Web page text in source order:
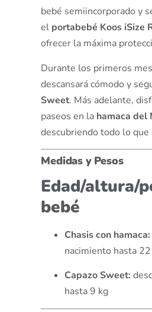
bebé semiincorporado y
el portabebé Koos iSize
ofrecer la máxima
Durante los primeros
descansará cómodo y
Sweet. Más adelante,
paseos en la hamaca del
descubriendo todo lo que
Medidas y Pesos
Edad/altura/
bebé
Chasis con hamaca:
nacimiento hasta
Capazo Sweet:
hasta 9 kg